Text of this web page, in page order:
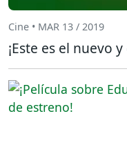
Cine • MAR 13 / 2019
¡Este es el nuevo